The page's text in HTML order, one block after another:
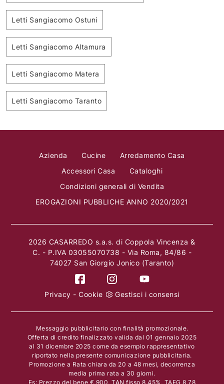
Letti Sangiacomo Ostuni
Letti Sangiacomo Altamura
Letti Sangiacomo Matera
Letti Sangiacomo Taranto
Azienda Cucine
Arredamento Casa
Accessori Casa
Cataloghi
Condizioni generali di Vendita
EROGAZIONI PUBBLICHE ANNO 2020/2021
2026 CASARREDO s.a.s. di Coppola Vincenza &
C. - P.IVA 03055070738 - Via Roma, 84/86 -
74027 San Giorgio Jonico (Taranto)
Privacy -Cookie Gestisci i consensi
Messaggio pubblicitario con finalità promozionale.
Offerta di credito finalizzato valida dal 01 gennaio 2025
al 31 dicembre 2025 come da esempio rappresentativo
riportato nella presente comunicazione pubblicitaria.
Promozione a Rata chiara da 20 a 48 mesi, decorrenza
media prima rata a 30 giorni.
Es: Prezzo del bene € 900, TAN fisso 8,45%, TAEG 8,78